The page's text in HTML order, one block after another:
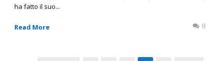
ha fatto il suo...
Read More 0